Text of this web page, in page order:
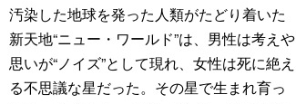
汚染した地球を発った人類がたどり着いた
新天地“ニュー・ワールド”は、男性は考えや
思いが“ノイズ”として現れ、女性は死に絶え
る不思議な星だった。その星で生まれ育っ